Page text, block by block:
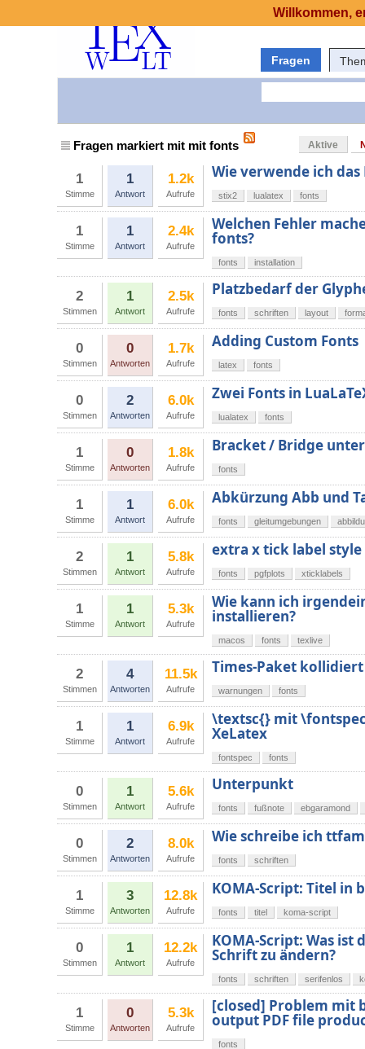
Fragen
Fragen markiert mit mit fonts Aktive
1
Stimme
1
Antwort
1.2k
Aufrufe
Wie verwende ich
stix2 lualatex fonts
1
Stimme
1
Antwort
2.4k
Aufrufe
Welchen Fehler
fonts?
fonts installation
2
Stimmen
1
Antwort
2.5k
Aufrufe
Platzbedarf der
fonts schriften layout
0
Stimmen
0
Antworten
1.7k
Aufrufe
Adding Custom Fonts
latex fonts
0
Stimmen
2
Antworten
6.0k
Aufrufe
Zwei Fonts in
lualatex fonts
1
Stimme
0
Antworten
1.8k
Aufrufe
Bracket / Bridge
fonts
1
Stimme
1
Antwort
6.0k
Aufrufe
Abkürzung Abb und
fonts gleitumgebungen
2
Stimmen
1
Antwort
5.8k
Aufrufe
extra x tick label style
fonts pgfplots xticklabels
1
Stimme
1
Antwort
5.3k
Aufrufe
Wie kann ich
installieren?
macos fonts texlive
2
Stimmen
4
Antworten
11.5k
Aufrufe
Times-Paket
warnungen fonts
1
Stimme
1
Antwort
6.9k
Aufrufe
\textsc{} mit
XeLatex
fontspec fonts
0
Stimmen
1
Antwort
5.6k
Aufrufe
Unterpunkt
fonts fußnote ebgaramond
0
Stimmen
2
Antworten
8.0k
Aufrufe
Wie schreibe ich
fonts schriften
1
Stimme
3
Antworten
12.8k
Aufrufe
KOMA-Script: Titel
fonts titel koma-script
0
Stimmen
1
Antwort
12.2k
Aufrufe
KOMA-Script: Was
Schrift zu ändern?
fonts schriften serifenlos
1
Stimme
0
Antworten
5.3k
Aufrufe
[closed] Problem mit
output PDF file
fonts
Willkommen,